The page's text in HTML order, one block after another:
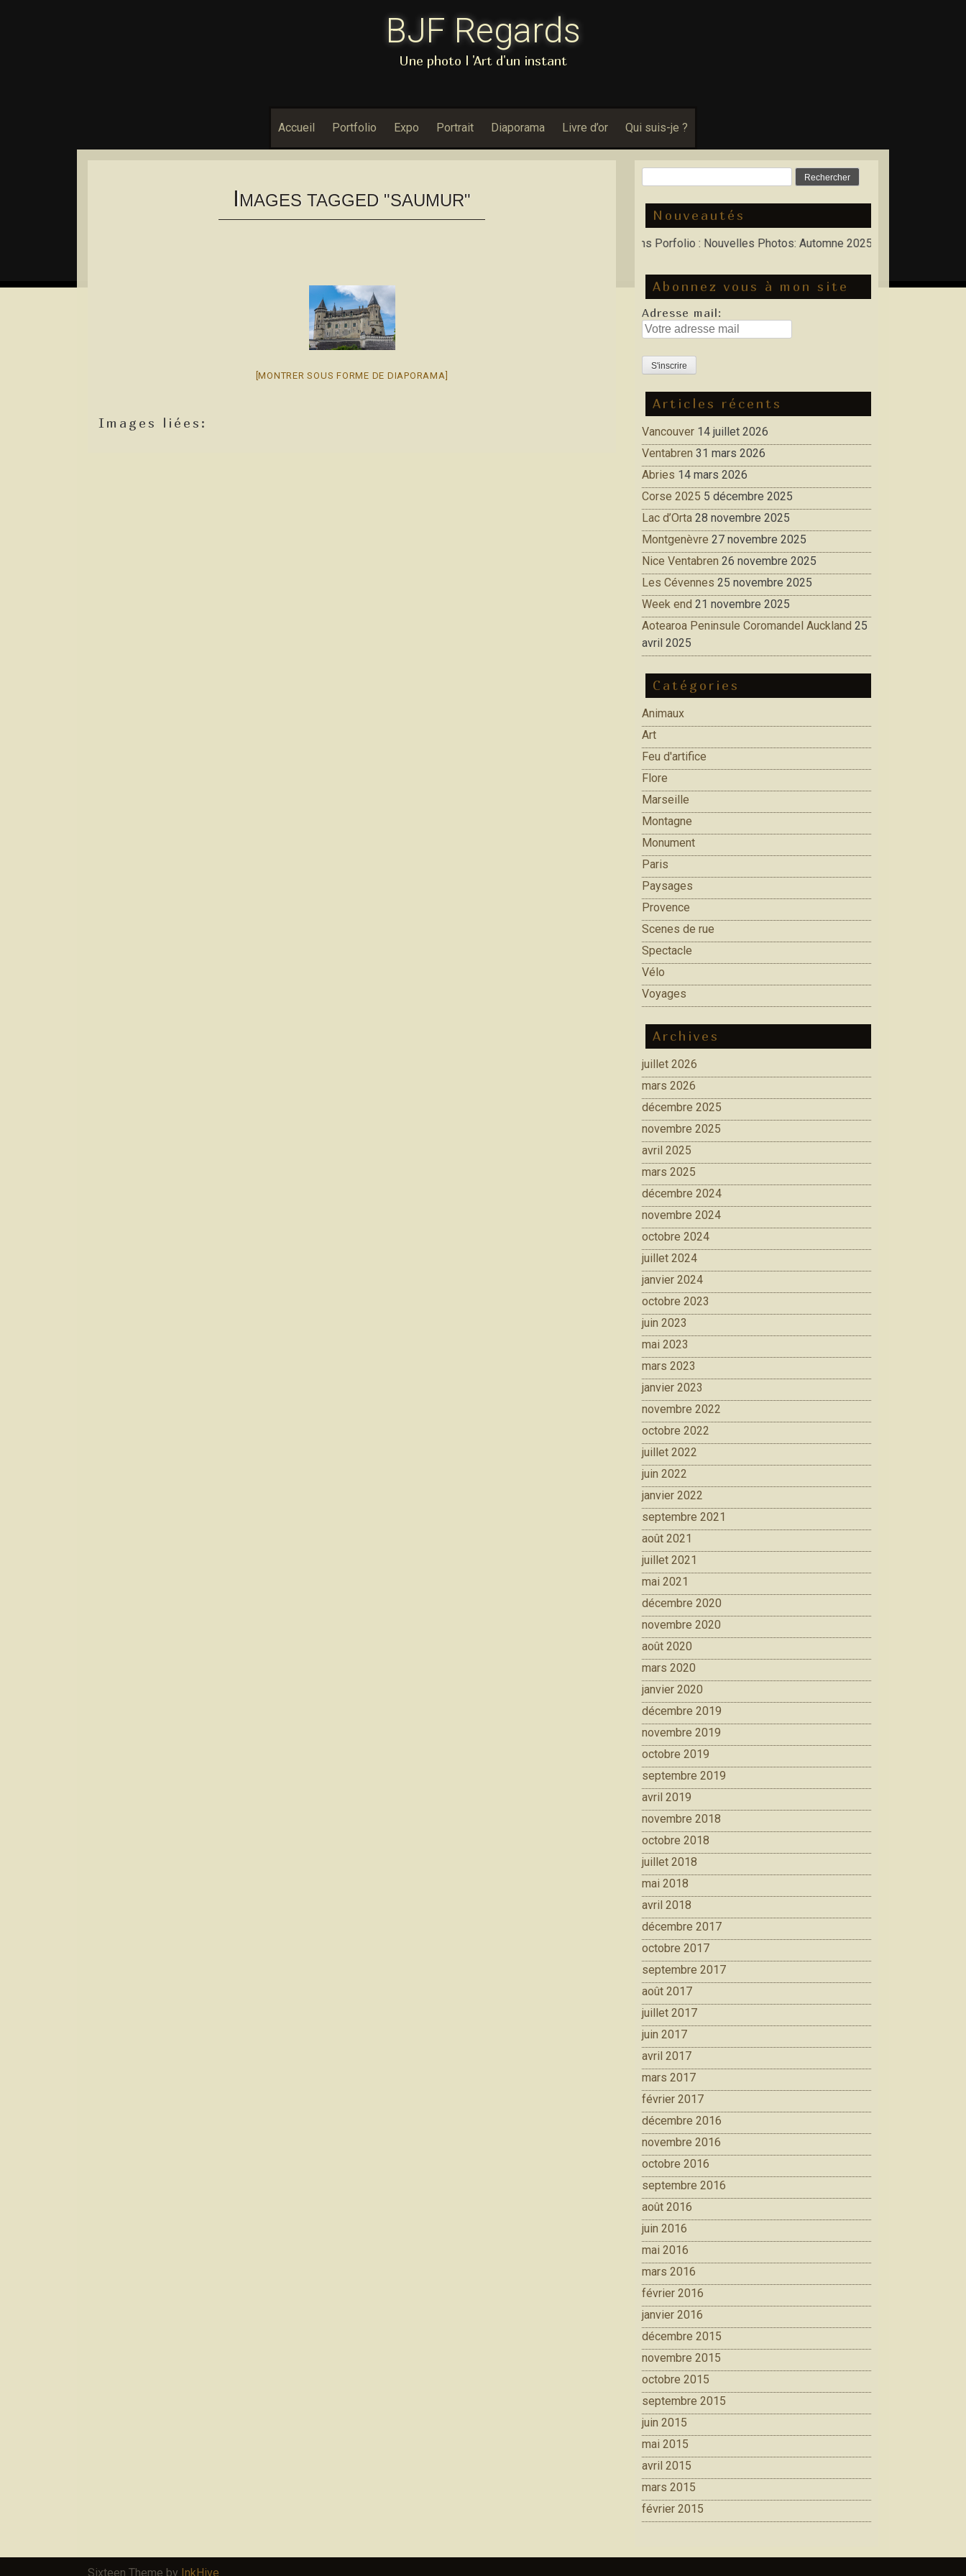
BJF Regards
Une photo l 'Art d'un instant
Accueil Portfolio Expo Portrait Diaporama Livre d’or Qui suis-je ?
IMAGES TAGGED "SAUMUR"
[MONTRER SOUS FORME DE DIAPORAMA]
Images liées:
Nouveautés
Dans Porfolio : Nouvelles Photos: Automne 2025, Hiver 2026
Abonnez vous à mon site
Adresse mail:
Articles récents
Vancouver 14 juillet 2026
Ventabren 31 mars 2026
Abries 14 mars 2026
Corse 2025 5 décembre 2025
Lac d’Orta 28 novembre 2025
Montgenèvre 27 novembre 2025
Nice Ventabren 26 novembre 2025
Les Cévennes 25 novembre 2025
Week end 21 novembre 2025
Aotearoa Peninsule Coromandel Auckland 25
avril 2025
Catégories
Animaux
Art
Feu d'artifice
Flore
Marseille
Montagne
Monument
Paris
Paysages
Provence
Scenes de rue
Spectacle
Vélo
Voyages
Archives
juillet 2026
mars 2026
décembre 2025
novembre 2025
avril 2025
mars 2025
décembre 2024
novembre 2024
octobre 2024
juillet 2024
janvier 2024
octobre 2023
juin 2023
mai 2023
mars 2023
janvier 2023
novembre 2022
octobre 2022
juillet 2022
juin 2022
janvier 2022
septembre 2021
août 2021
juillet 2021
mai 2021
décembre 2020
novembre 2020
août 2020
mars 2020
janvier 2020
décembre 2019
novembre 2019
octobre 2019
septembre 2019
avril 2019
novembre 2018
octobre 2018
juillet 2018
mai 2018
avril 2018
décembre 2017
octobre 2017
septembre 2017
août 2017
juillet 2017
juin 2017
avril 2017
mars 2017
février 2017
décembre 2016
novembre 2016
octobre 2016
septembre 2016
août 2016
juin 2016
mai 2016
mars 2016
février 2016
janvier 2016
décembre 2015
novembre 2015
octobre 2015
septembre 2015
juin 2015
mai 2015
avril 2015
mars 2015
février 2015
Sixteen Theme by InkHive